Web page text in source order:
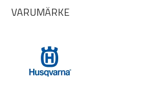
VARUMÄRKE